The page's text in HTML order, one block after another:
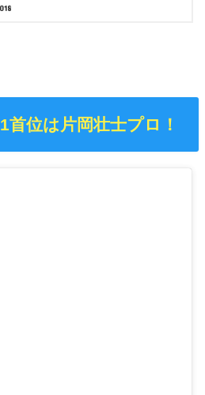
位は片岡壮士プロ！